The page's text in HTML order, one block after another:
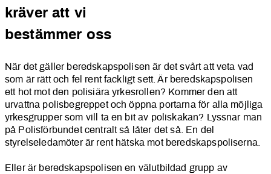
kräver att vi
bestämmer oss
När det gäller beredskapspolisen är det svårt att veta vad
som är rätt och fel rent fackligt sett. Är beredskapspolisen
ett hot mot den polisiära yrkesrollen? Kommer den att
urvattna polisbegreppet och öppna portarna för alla möjliga
yrkesgrupper som vill ta en bit av poliskakan? Lyssnar man
på Polisförbundet centralt så låter det så. En del
styrelseledamöter är rent hätska mot beredskapspoliserna.
Eller är beredskapspolisen en välutbildad grupp av